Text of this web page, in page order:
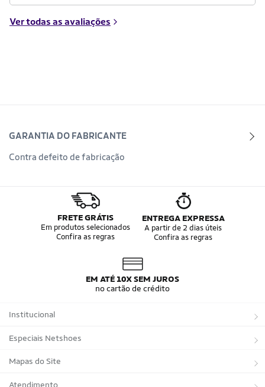
Ver todas as avaliações
GARANTIA DO FABRICANTE
Contra defeito de fabricação
FRETE GRÁTIS
Em produtos selecionados
Confira as regras
ENTREGA EXPRESSA
A partir de 2 dias úteis
Confira as regras
EM ATÉ 10X SEM JUROS
no cartão de crédito
Institucional
Sobre a Netshoes
Política de Privacidade
Programa de Afiliados
Especiais Netshoes
Suplementos
Corrida
Mapas do Site
Marcas
Atendimento